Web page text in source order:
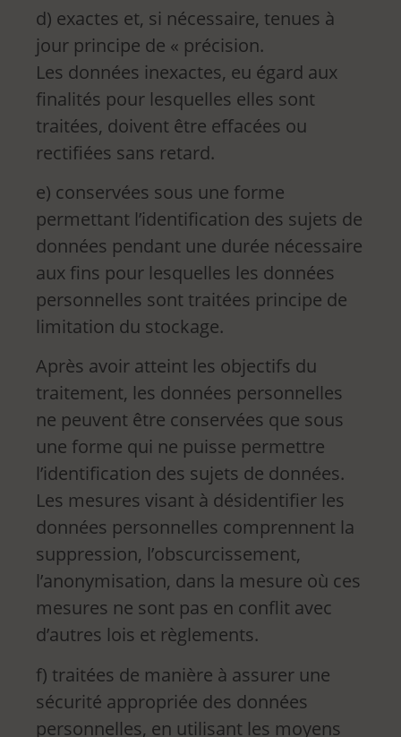
d) exactes et, si nécessaire, tenues à
jour principe de « précision.
Les données inexactes, eu égard aux
finalités pour lesquelles elles sont
traitées, doivent être effacées ou
rectifiées sans retard.
e) conservées sous une forme
permettant l’identification des sujets de
données pendant une durée nécessaire
aux fins pour lesquelles les données
personnelles sont traitées principe de
limitation du stockage.
Après avoir atteint les objectifs du
traitement, les données personnelles
ne peuvent être conservées que sous
une forme qui ne puisse permettre
l’identification des sujets de données.
Les mesures visant à désidentifier les
données personnelles comprennent la
suppression, l’obscurcissement,
l’anonymisation, dans la mesure où ces
mesures ne sont pas en conflit avec
d’autres lois et règlements.
f) traitées de manière à assurer une
sécurité appropriée des données
personnelles, en utilisant les moyens